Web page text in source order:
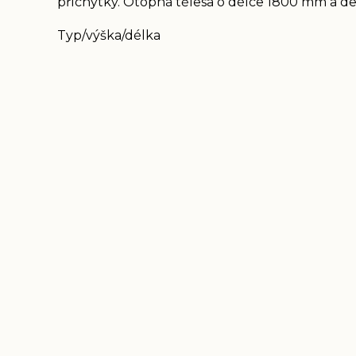
Typ/výška/délka